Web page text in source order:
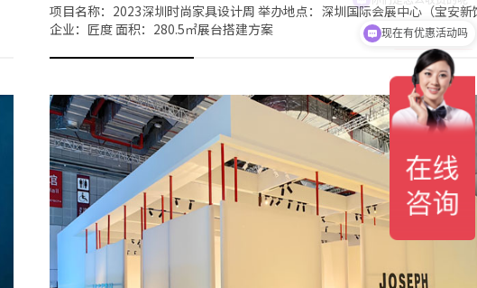
项目名称：2023深圳时尚家具设计周 举办地点：深圳国际会展中心（宝安新
企业：匠度 面积：280.5㎡展台搭建方案
现在有优惠活动吗